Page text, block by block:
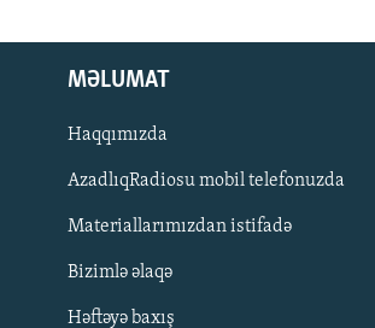
MƏLUMAT
Haqqımızda
AzadlıqRadiosu mobil telefonuzda
Materiallarımızdan istifadə
Bizimlə əlaqə
Həftəyə baxış